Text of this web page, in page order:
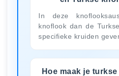
In deze
knoflook dan de
specifieke kruiden
Hoe maak je